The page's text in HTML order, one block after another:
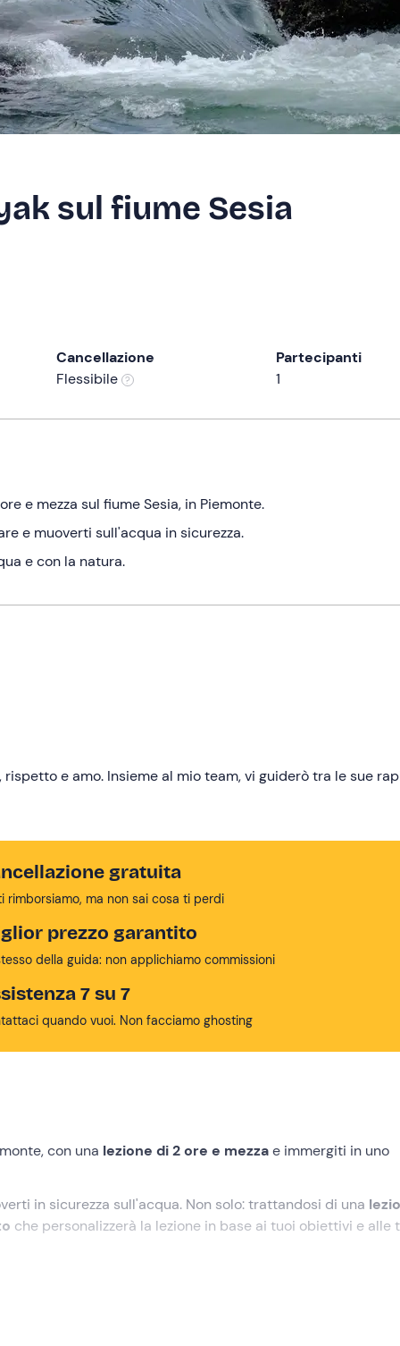
sul fiume Sesia
Cancellazione
Flessibile
Partecipanti
1
e mezza sul fiume Sesia, in Piemonte.
e muoverti sull'acqua in sicurezza.
e con la natura.
e amo. Insieme al mio team, vi guiderò tra le sue
gratuita
rimborsiamo, ma non sai cosa ti perdi
prezzo garantito
della guida: non applichiamo commissioni
7 su 7
quando vuoi. Non facciamo ghosting
con una lezione di 2 ore e mezzae immergiti in uno
in sicurezza sull'acqua. Non solo: trattandosi di una
che personalizzerà la lezione in base ai tuoi obiettivi e alle
su di te